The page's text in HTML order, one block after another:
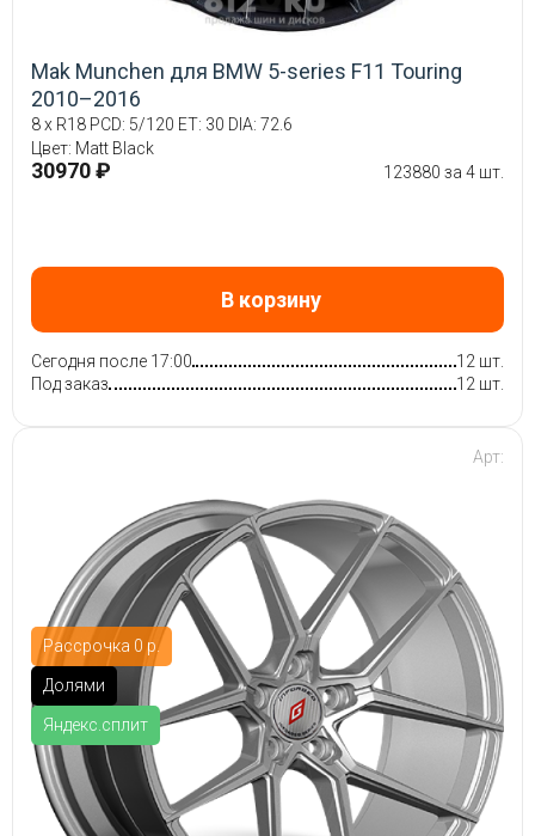
Mak Munchen для BMW 5-series F11 Touring
2010–2016
8 x R18 PCD: 5/120 ET: 30 DIA: 72.6
Цвет: Matt Black
30970 ₽ 123880 за 4 шт.
В корзину
Сегодня после 17:00
12 шт.
Под заказ
12 шт.
Рассрочка 0 р.
Долями
Яндекс.сплит
Арт: